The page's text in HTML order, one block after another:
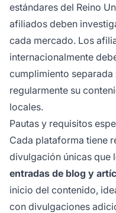
estándares del Reino
afiliados deben
cada mercado. Los
internacionalmente
cumplimiento
regularmente su
locales.
Pautas y requisitos
Cada plataforma tiene
divulgación únicas que
entradas de blog y
inicio del contenido,
con divulgaciones